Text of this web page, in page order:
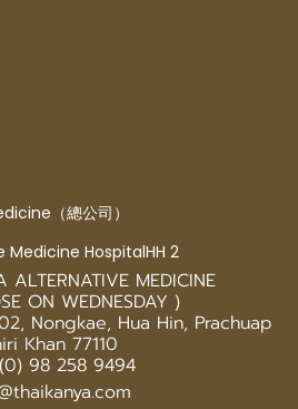
（總公司）
HospitalHH 2
ALTERNATIVE MEDICINE
ON WEDNESDAY )
Nongkae, Hua Hin, Prachuap
Khan 77110
98 258 9494